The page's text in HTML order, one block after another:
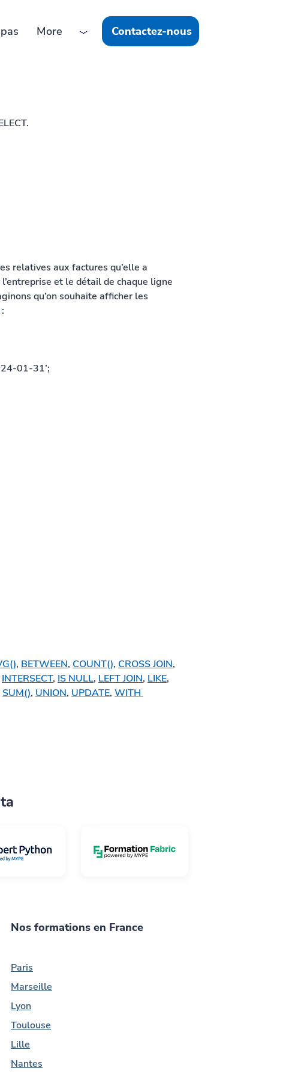
More Contactez-nous
relatives aux factures qu’elle a
et le détail de chaque ligne
qu’on souhaite afficher les
01-31’;
, BETWEEN, COUNT(), CROSS JOIN,
INTERSECT, IS NULL, LEFT JOIN, LIKE,
SUM(), UNION, UPDATE, WITH
Nos formations en France
Paris
Marseille
Lyon
Toulouse
Lille
Nantes